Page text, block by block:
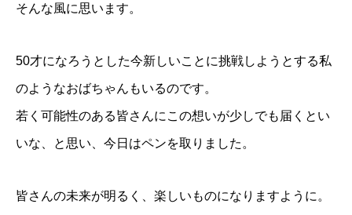
そんな風に思います。
50才になろうとした今新しいことに挑戦しようとする私
のようなおばちゃんもいるのです。
若く可能性のある皆さんにこの想いが少しでも届くとい
いな、と思い、今日はペンを取りました。
皆さんの未来が明るく、楽しいものになりますように。